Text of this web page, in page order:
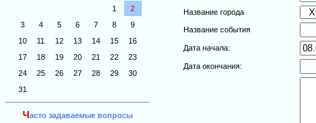
1
2
3
4 5 6 7 8
9
10
11 12 13 14 15
16
17
18 19 20 21 22
23
24
25 26 27 28 29
30
31
Часто задаваемые вопросы
Название города
Название события
Дата начала:
Дата окончания: